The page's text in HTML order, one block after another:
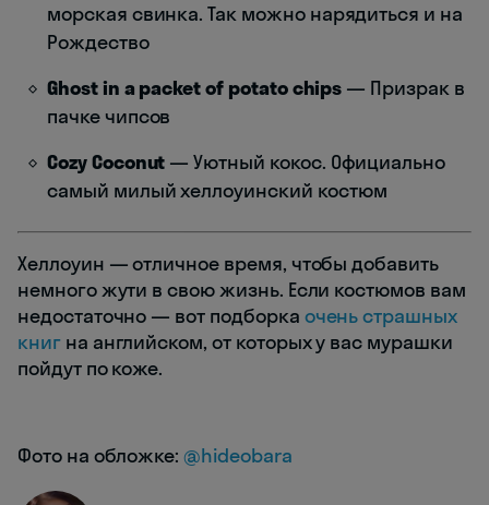
морская свинка. Так можно нарядиться и на
Рождество
Ghost in a packet of potato chips — Призрак в
пачке чипсов
Cozy Coconut — Уютный кокос. Официально
самый милый хеллоуинский костюм
Хеллоуин — отличное время, чтобы добавить
немного жути в свою жизнь. Если костюмов вам
недостаточно — вот подборка очень страшных
книгна английском, от которых у вас мурашки
пойдут по коже.
Фото на обложке:@hideobara